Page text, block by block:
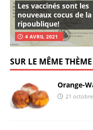
Les vaccinés sont les
nouveaux cocus de la
ripoublique!
4 AVRIL 2021
SUR LE MÊME THÈME
Orange-
21